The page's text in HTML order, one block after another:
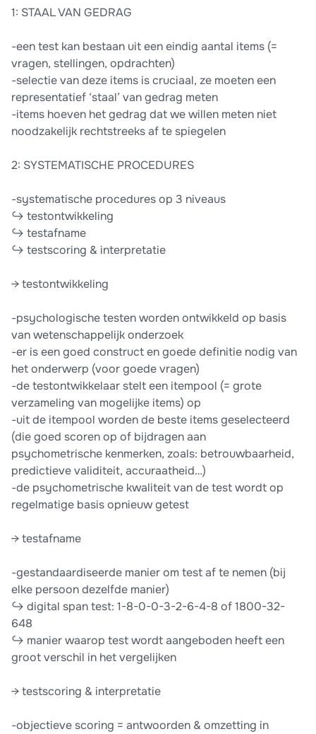
1: STAAL VAN GEDRAG
-een test kan bestaan uit een eindig aantal items (=
vragen, stellingen, opdrachten)
-selectie van deze items is cruciaal, ze moeten een
representatief ‘staal’ van gedrag meten
-items hoeven het gedrag dat we willen meten niet
noodzakelijk rechtstreeks af te spiegelen
2: SYSTEMATISCHE PROCEDURES
-systematische procedures op 3 niveaus
↪ testontwikkeling
↪ testafname
↪ testscoring & interpretatie
→ testontwikkeling
-psychologische testen worden ontwikkeld op basis
van wetenschappelijk onderzoek
-er is een goed construct en goede definitie nodig van
het onderwerp (voor goede vragen)
-de testontwikkelaar stelt een itempool (= grote
verzameling van mogelijke items) op
-uit de itempool worden de beste items geselecteerd
(die goed scoren op of bijdragen aan
psychometrische kenmerken, zoals: betrouwbaarheid,
predictieve validiteit, accuraatheid…)
-de psychometrische kwaliteit van de test wordt op
regelmatige basis opnieuw getest
→ testafname
-gestandaardiseerde manier om test af te nemen (bij
elke persoon dezelfde manier)
↪ digital span test: 1-8-0-0-3-2-6-4-8 of 1800-32-
648
↪ manier waarop test wordt aangeboden heeft een
groot verschil in het vergelijken
→ testscoring & interpretatie
-objectieve scoring = antwoorden & omzetting in